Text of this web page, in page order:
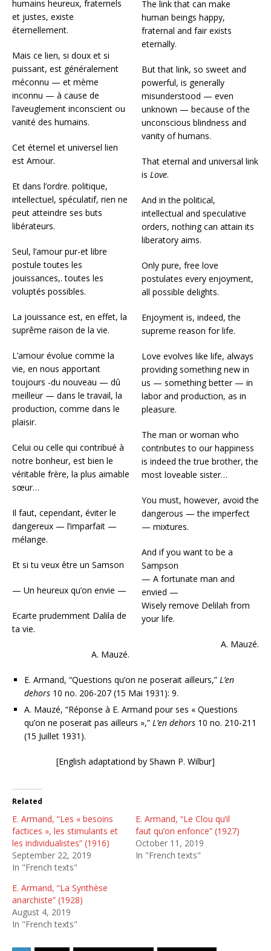
humains heureux, fraternels
et justes, existe
éternellement.
Mais ce lien, si doux et si
puissant, est généralement
méconnu — et mème
inconnu — à cause de
l’aveuglement inconscient ou
vanité des humains.
Cet éternel et universel lien
est Amour.
Et dans l’ordre. politique,
intellectuel, spéculatif, rien ne
peut atteindre ses buts
libérateurs.
Seul, l’amour pur-et libre
postule toutes les
jouissances,. toutes les
voluptés possibles.
La jouissance est, en effet, la
suprême raison de la vie.
L’amour évolue comme la
vie, en nous apportant
toujours -du nouveau — dû
meilleur — dans le travail, la
production, comme dans le
plaisir.
Celui ou celle qui contribué à
notre bonheur, est bien le
véritable frère, la plus aimable
sœur…
Il faut, cependant, éviter le
dangereux — l’imparfait —
mélange.
Et si tu veux être un Samson
— Un heureux qu’on envie —
Ecarte prudemment Dalila de
ta vie.
A. Mauzé.
The link that can make
human beings happy,
fraternal and fair exists
eternally.
But that link, so sweet and
powerful, is generally
misunderstood — even
unknown — because of the
unconscious blindness and
vanity of humans.
That eternal and universal link
is Love.
And in the political,
intellectual and speculative
orders, nothing can attain its
liberatory aims.
Only pure, free love
postulates every enjoyment,
all possible delights.
Enjoyment is, indeed, the
supreme reason for life.
Love evolves like life, always
providing something new in
us — something better — in
labor and production, as in
pleasure.
The man or woman who
contributes to our happiness
is indeed the true brother, the
most loveable sister…
You must, however, avoid the
dangerous — the imperfect
— mixtures.
And if you want to be a
Sampson
— A fortunate man and
envied —
Wisely remove Delilah from
your life.
A. Mauzé.
E. Armand, “Questions qu’on ne poserait ailleurs,” L’en
dehors 10 no. 206-207 (15 Mai 1931): 9.
A. Mauzé, “Réponse à E. Armand pour ses « Questions
qu’on ne poserait pas ailleurs »,” L’en dehors 10 no. 210-211
(15 Juillet 1931).
[English adaptationd by Shawn P. Wilbur]
Related
E. Armand, “Les « besoins
factices », les stimulants et
les individualistes” (1916)
September 22, 2019
In "French texts"
E. Armand, “Le Clou qu’il
faut qu’on enfonce” (1927)
October 11, 2019
In "French texts"
E. Armand, “La Synthèse
anarchiste” (1928)
August 4, 2019
In "French texts"